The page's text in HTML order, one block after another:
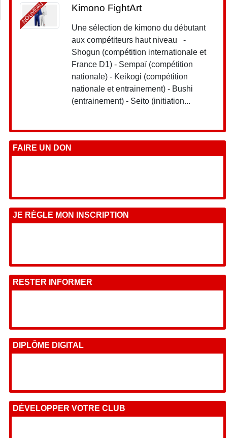
NOUVEAU Kimono FightArt
Une sélection de kimono du débutant
aux compétiteurs haut niveau -
Shogun (compétition internationale et
France D1) - Sempaï (compétition
nationale) - Keikogi (compétition
nationale et entrainement) - Bushi
(entrainement) - Seito (initiation...
FAIRE UN DON
JE RÈGLE MON INSCRIPTION
RESTER INFORMER
DIPLÔME DIGITAL
DÉVELOPPER VOTRE CLUB